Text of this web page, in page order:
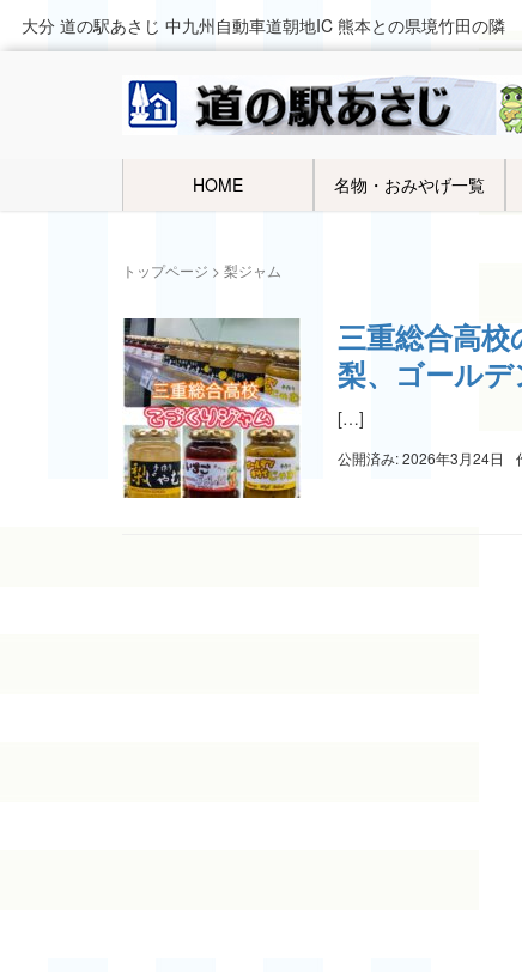
大分 道の駅あさじ 中九州自動車道朝地IC 熊本との県境竹田の隣
HOME 名物・おみやげ一覧
トップページ > 梨ジャム
三重総合高校
梨、ゴール
[…]
公開済み: 2026年3月24日